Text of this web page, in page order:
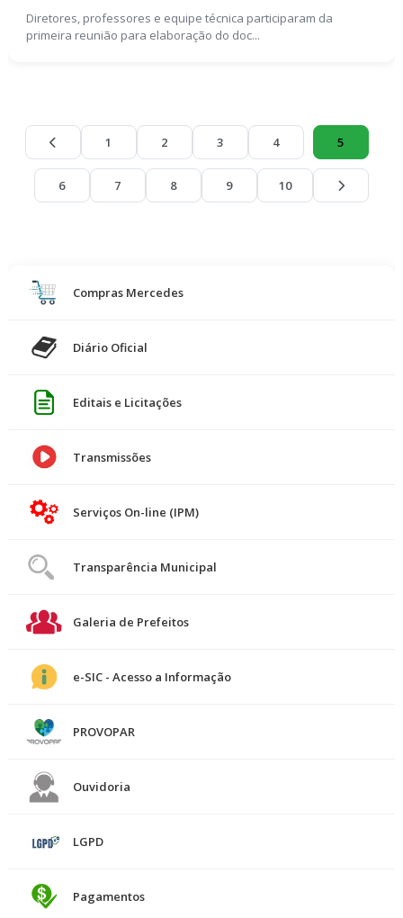
Diretores, professores e equipe técnica participaram da
primeira reunião para elaboração do doc...
1 2 3 4 5
6 7 8 9 10
Compras Mercedes
Diário Oficial
Editais e Licitações
Transmissões
Serviços On-line (IPM)
Transparência Municipal
Galeria de Prefeitos
e-SIC - Acesso a Informação
PROVOPAR
Ouvidoria
LGPD
Pagamentos